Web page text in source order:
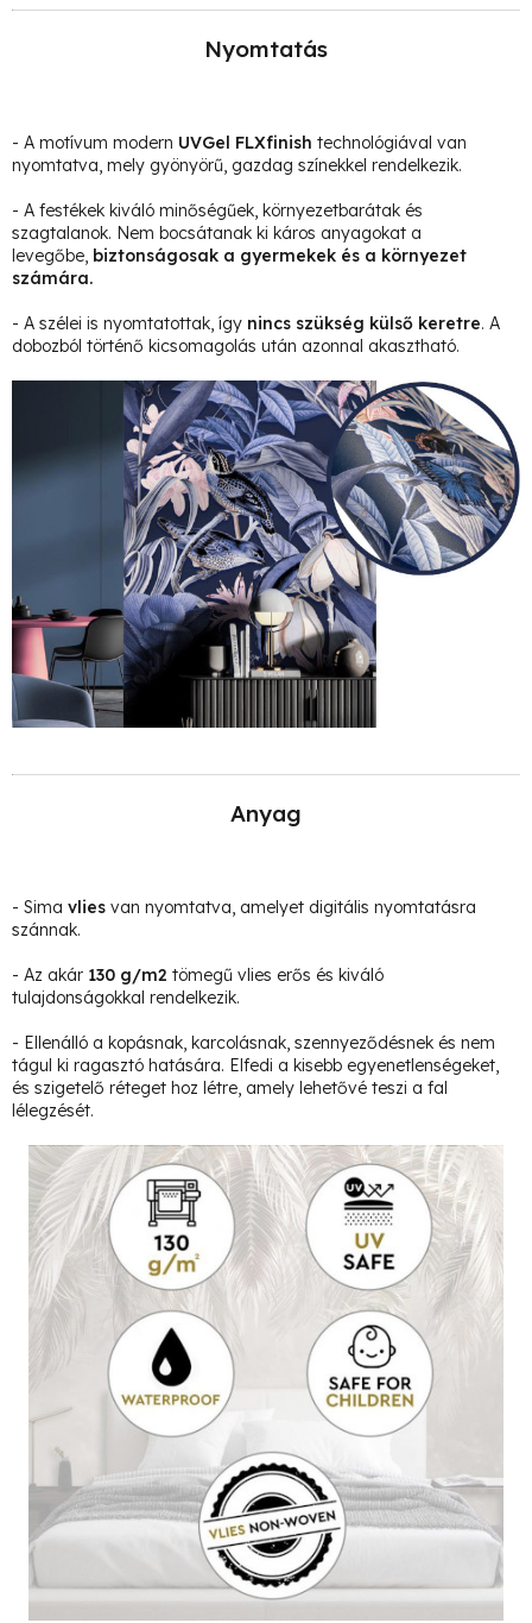
Nyomtatás
- A motívum modern UVGel FLXfinish technológiával van
nyomtatva, mely gyönyörű, gazdag színekkel rendelkezik.
- A festékek kiváló minőségűek, környezetbarátak és
szagtalanok. Nem bocsátanak ki káros anyagokat a
levegőbe, biztonságosak a gyermekek és a környezet
számára.
- A szélei is nyomtatottak, így nincs szükség külső keretre. A
dobozból történő kicsomagolás után azonnal akasztható.
Anyag
- Sima vlies van nyomtatva, amelyet digitális nyomtatásra
szánnak.
- Az akár 130 g/m2 tömegű vlies erős és kiváló
tulajdonságokkal rendelkezik.
- Ellenálló a kopásnak, karcolásnak, szennyeződésnek és nem
tágul ki ragasztó hatására. Elfedi a kisebb egyenetlenségeket,
és szigetelő réteget hoz létre, amely lehetővé teszi a fal
lélegzését.